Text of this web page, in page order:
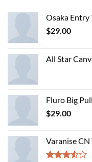
Osaka Entry
$29.00
All Star
Fluro Big
$29.00
Varanise